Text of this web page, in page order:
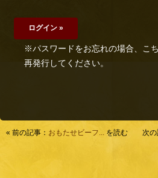
※パスワードをお忘れの場合、こ
再発行してください。
« 前の記事： おもたせビーフ... を読む 次の